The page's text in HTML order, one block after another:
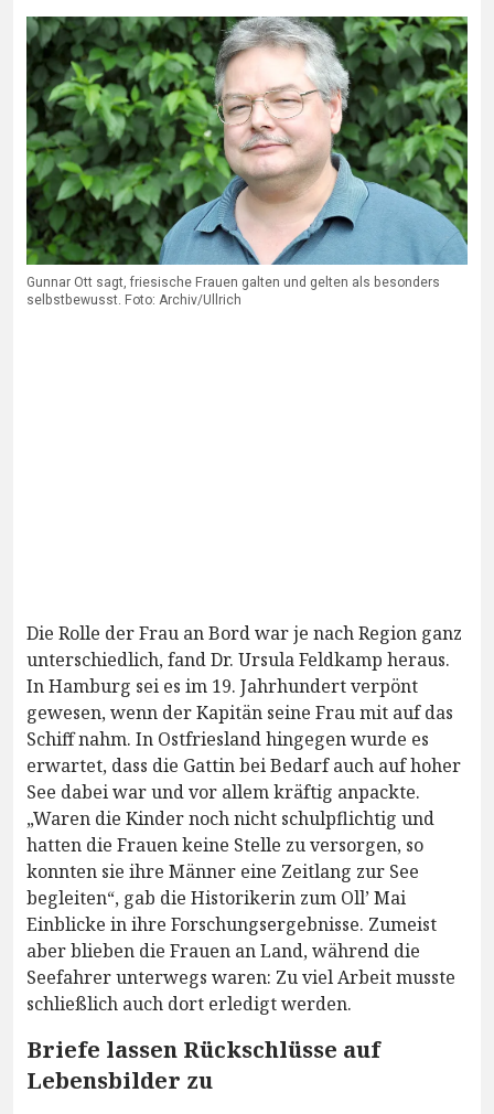
Gunnar Ott sagt, friesische Frauen galten und gelten als besonders
selbstbewusst. Foto: Archiv/Ullrich
Die Rolle der Frau an Bord war je nach Region ganz
unterschiedlich, fand Dr. Ursula Feldkamp heraus.
In Hamburg sei es im 19. Jahrhundert verpönt
gewesen, wenn der Kapitän seine Frau mit auf das
Schiff nahm. In Ostfriesland hingegen wurde es
erwartet, dass die Gattin bei Bedarf auch auf hoher
See dabei war und vor allem kräftig anpackte.
„Waren die Kinder noch nicht schulpflichtig und
hatten die Frauen keine Stelle zu versorgen, so
konnten sie ihre Männer eine Zeitlang zur See
begleiten“, gab die Historikerin zum Oll’ Mai
Einblicke in ihre Forschungsergebnisse. Zumeist
aber blieben die Frauen an Land, während die
Seefahrer unterwegs waren: Zu viel Arbeit musste
schließlich auch dort erledigt werden.
Briefe lassen Rückschlüsse auf
Lebensbilder zu